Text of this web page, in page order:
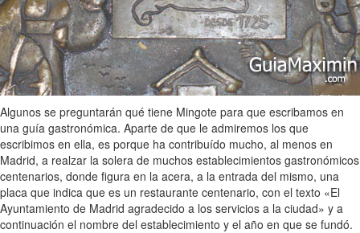
Algunos se preguntarán qué tiene Mingote para que escribamos en
una guía gastronómica. Aparte de que le admiremos los que
escribimos en ella, es porque ha contribuído mucho, al menos en
Madrid, a realzar la solera de muchos establecimientos gastronómicos
centenarios, donde figura en la acera, a la entrada del mismo, una
placa que indica que es un restaurante centenario, con el texto «El
Ayuntamiento de Madrid agradecido a los servicios a la ciudad» y a
continuación el nombre del establecimiento y el año en que se fundó.